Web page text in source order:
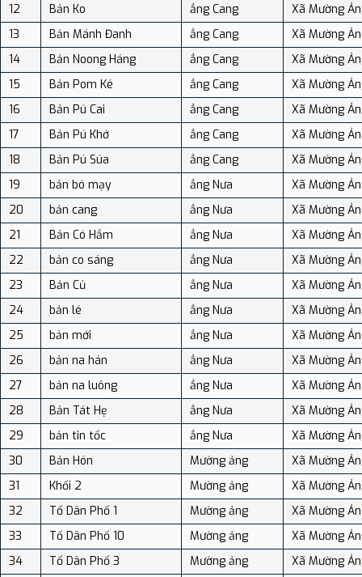
12
Bản Ko ẳng Cang
Xã Mường
13
Bản Mánh Đanh ẳng Cang
Xã Mường
14
Bản Noong Háng ẳng Cang
Xã Mường
15
Bản Pom Ké ẳng Cang
Xã Mường
16
Bản Pú Cai ẳng Cang
Xã Mường
17
Bản Pú Khớ ẳng Cang
Xã Mường
18
Bản Pú Súa ẳng Cang
Xã Mường
19
bản bó mạy ẳng Nưa
Xã Mường
20
bản cang ẳng Nưa
Xã Mường
21
Bản Có Hắm ẳng Nưa
Xã Mường
22
bản co sáng ẳng Nưa
Xã Mường
23
Bản Củ ẳng Nưa
Xã Mường
24
bản lé ẳng Nưa
Xã Mường
25
bản mới ẳng Nưa
Xã Mường
26
bản na hán ẳng Nưa
Xã Mường
27
bản na luông ẳng Nưa
Xã Mường
28
Bản Tát Hẹ ẳng Nưa
Xã Mường
29
bản tin tốc ẳng Nưa
Xã Mường
30
Bản Hón Mường ảng
Xã Mường
31
Khối 2 Mường ảng
Xã Mường
32
Tổ Dân Phố 1 Mường ảng
Xã Mường
33
Tổ Dân Phố 10 Mường ảng
Xã Mường
34
Tổ Dân Phố 3 Mường ảng
Xã Mường